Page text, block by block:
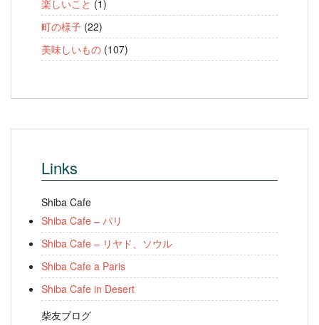
楽しいこと (1)
町の様子 (22)
美味しいもの (107)
Links
Shiba Cafe
Shiba Cafe – パリ
Shiba Cafe – リヤド、ソウル
Shiba Cafe a Paris
Shiba Cafe in Desert
柴友ブログ